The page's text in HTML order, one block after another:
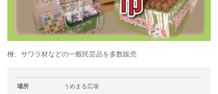
檜、サワラ材などの一般民芸品を多数販売
場所 うめまる広場